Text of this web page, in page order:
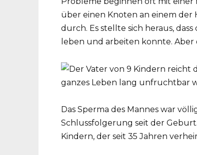
über einen Knoten an einem der
durch. Es stellte sich heraus,
leben und arbeiten konnte. Aber
Das Sperma des Mannes war
Schlussfolgerung seit der
Kindern, der seit 35 Jahren